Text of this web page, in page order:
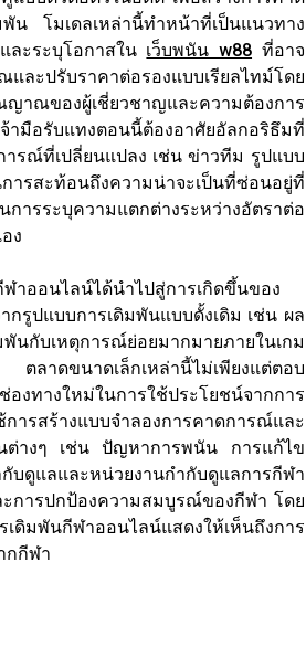
น โมเดลเหล่านี้ทำหน้าที่เป็นแนวทาง
ละระบุโอกาสใน เว็บพนัน w88 ที่อาจ
ละปรับราคาต่อรองแบบเรียลไทม์โดย
าณของผู้เชี่ยวชาญและความต้องการ
ามือรับแทงตอนนี้ต้องอาศัยอัลกอริธึมที่
รณ์ที่เปลี่ยนแปลง เช่น ข่าวทีม รูปแบบ
ารสะท้อนถึงความน่าจะเป็นที่ซ่อนอยู่ที่
รระบุความแตกต่างระหว่างอัตราต่อ
ง
าออนไลน์ได้นำไปสู่การเกิดขึ้นของ
รูปแบบการเดิมพันแบบดั้งเดิม เช่น ผล
กับเหตุการณ์ย่อยมากมายภายในเกม
ตลาดขนาดเล็กเหล่านี้ไม่เพียงแต่ตอบ
งทางใหม่ในการใช้ประโยชน์จากการ
รสร้างแบบจำลองการคาดการณ์และ
นต่างๆ เช่น ปัญหาการพนัน การแก้ไข
ดูแลและหน่วยงานกำกับดูแลการกีฬา
การปกป้องความสมบูรณ์ของกีฬา โดย
พันกีฬาออนไลน์แสดงให้เห็นถึงการ
กกีฬา